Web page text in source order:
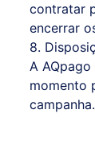
contratar
encerrar
8.
A
momento
campanha.